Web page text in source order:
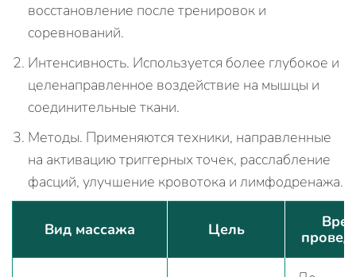
восстановление после тренировок и
соревнований.
Интенсивность. Используется более глубокое и
целенаправленное воздействие на мышцы и
соединительные ткани.
Методы. Применяются техники, направленные
на активацию триггерных точек, расслабление
фасций, улучшение кровотока и лимфодренажа.
Вид массажа Цель